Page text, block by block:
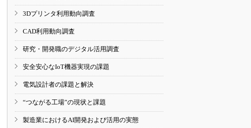
3Dプリンタ利用動向調査
CAD利用動向調査
研究・開発職のデジタル活用調査
安全安心なIoT機器実現の課題
電気設計者の課題と解決
“つながる工場”の現状と課題
製造業におけるAI開発および活用の実態